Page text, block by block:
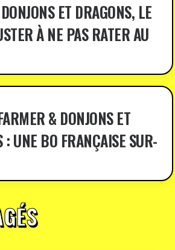
ET DRAGONS, LE
À NE PAS RATER AU
& DONJONS ET
: UNE BO FRANÇAISE SUR-